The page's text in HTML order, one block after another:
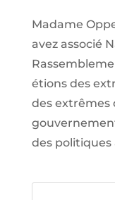
Madame
avez associé
étions des
des extrêmes
des politiques